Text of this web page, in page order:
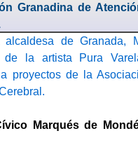
Granadina de
de Granada,
de la artista Pura
proyectos de la
Marqués de